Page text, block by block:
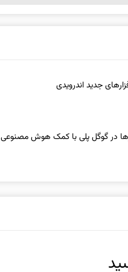
جدید اندرویدی
در گوگل پلی با کمک هوش مصنوعی